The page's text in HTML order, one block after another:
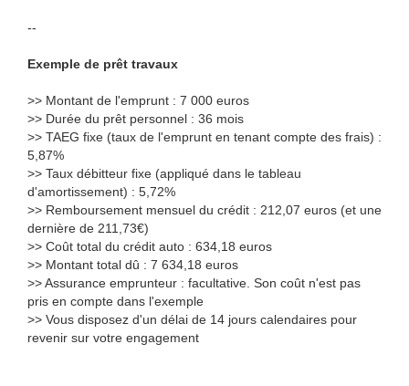
--
Exemple de prêt travaux
>> Montant de l'emprunt : 7 000 euros
>> Durée du prêt personnel : 36 mois
>> TAEG fixe (taux de l'emprunt en tenant compte des frais) :
5,87%
>> Taux débitteur fixe (appliqué dans le tableau
d'amortissement) : 5,72%
>> Remboursement mensuel du crédit : 212,07 euros (et une
dernière de 211,73€)
>> Coût total du crédit auto : 634,18 euros
>> Montant total dû : 7 634,18 euros
>> Assurance emprunteur : facultative. Son coût n'est pas
pris en compte dans l'exemple
>> Vous disposez d'un délai de 14 jours calendaires pour
revenir sur votre engagement